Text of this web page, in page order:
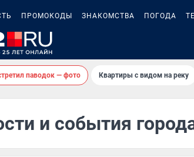
ПРОМОКОДЫ ЗНАКОМСТВА ПОГОДА
паводок — фото Квартиры с видом на реку
и события